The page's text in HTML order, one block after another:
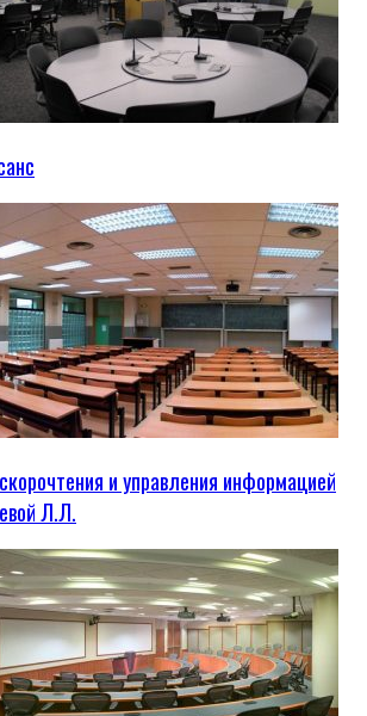
и управления информацией
Л.Л.